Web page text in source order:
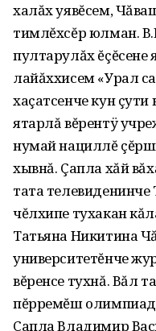
халăх уявĕсем,
тимлĕхсĕр юлман.
пултарулăх
лайăххисем «Урал
хаçатсенче кун
ятарлă вĕрентÿ
нумай нациллĕ
хывнă. Çапла хăй
тата
чĕлхипе тухакан
Татьяна Никитина
университетĕнче
вĕренсе тухнă. Вăл
пĕрремĕш
Çапла Владимир